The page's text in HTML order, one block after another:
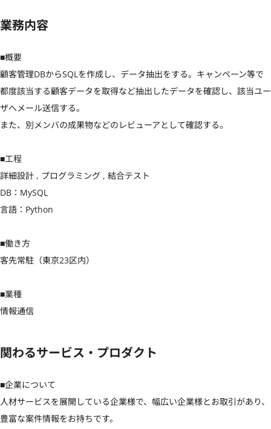
業務内容
■概要
顧客管理DBからSQLを作成し、データ抽出をする。キャンペーン等で
都度該当する顧客データを取得など抽出したデータを確認し、該当ユー
ザへメール送信する。
また、別メンバの成果物などのレビューアとして確認する。
■工程
詳細設計 , プログラミング , 結合テスト
DB：MySQL
言語：Python
■働き方
客先常駐（東京23区内）
■業種
情報通信
関わるサービス・プロダクト
■企業について
人材サービスを展開している企業様で、幅広い企業様とお取引があり、
豊富な案件情報をお持ちです。